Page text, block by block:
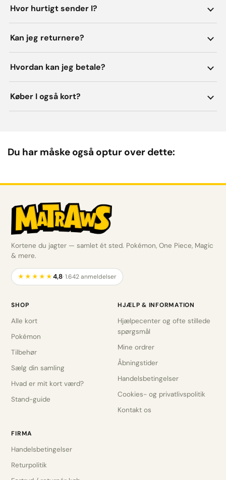
Hvor hurtigt sender I?
Kan jeg returnere?
Hvordan kan jeg betale?
Køber I også kort?
Du har måske også optur over dette:
Kortene du jagter — samlet ét sted. Pokémon, One Piece, Magic
& mere.
★★★★★4,8· 1.642 anmeldelser
SHOP
Alle kort
Pokémon
Tilbehør
Sælg din samling
Hvad er mit kort værd?
Stand-guide
HJÆLP & INFORMATION
Hjælpecenter og ofte stillede
spørgsmål
Mine ordrer
Åbningstider
Handelsbetingelser
Cookies- og privatlivspolitik
Kontakt os
FIRMA
Handelsbetingelser
Returpolitik